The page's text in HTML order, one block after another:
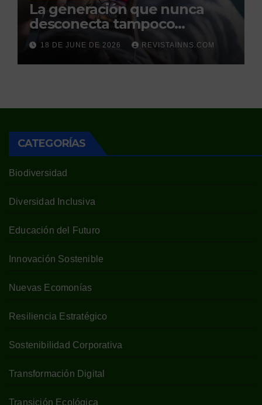
La generación que nunca
desconecta tampoco
duerme
18 DE JUNE DE 2026 REVISTAINNS.COM
CATEGORÍAS
Biodiversidad
Diversidad Inclusiva
Educación del Futuro
Innovación Sostenible
Nuevas Ecomonías
Resiliencia Estratégico
Sostenibilidad Corporativa
Transformación Digital
Transición Ecológica